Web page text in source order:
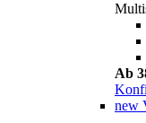
Ab
new